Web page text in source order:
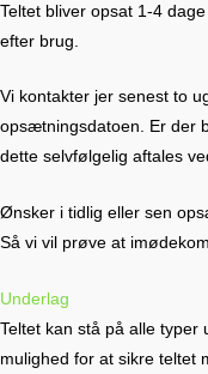
Teltet bliver opsat 1-4
efter brug.
Vi kontakter jer senest to
opsætningsdatoen. Er der
dette selvfølgelig aftales
Ønsker i tidlig eller sen
Så vi vil prøve at
Underlag
Teltet kan stå på alle
mulighed for at sikre teltet